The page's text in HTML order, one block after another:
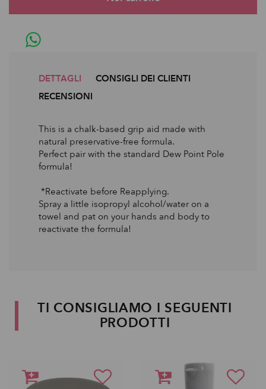
DETTAGLI
CONSIGLI DEI CLIENTI
RECENSIONI
This is a chalk-based grip aid made with
natural preservative-free formula.
Perfect pair with the standard Dew Point Pole
formula!
*Reactivate before Reapplying.
Spray a little isopropyl alcohol/water on a
towel and pat on your hands and body to
reactivate the formula!
TI CONSIGLIAMO I SEGUENTI
PRODOTTI